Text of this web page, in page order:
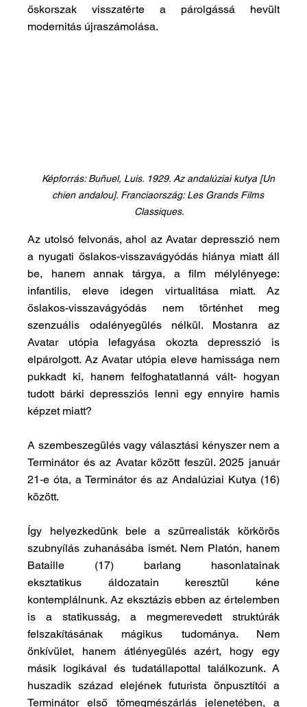
őskorszak visszatérte a párolgássá hevült
modernitás újraszámolása.
Képforrás: Buñuel, Luis. 1929. Az andalúziai kutya [Un
chien andalou]. Franciaország: Les Grands Films
Classiques.
Az utolsó felvonás, ahol az Avatar depresszió nem
a nyugati őslakos-visszavágyódás hiánya miatt áll
be, hanem annak tárgya, a film mélylényege:
infantilis, eleve idegen virtualitása miatt. Az
őslakos-visszavágyódás nem történhet meg
szenzuális odalényegülés nélkül. Mostanra az
Avatar utópia lefagyása okozta depresszió is
elpárolgott. Az Avatar utópia eleve hamissága nem
pukkadt ki, hanem felfoghatatlanná vált- hogyan
tudott bárki depressziós lenni egy ennyire hamis
képzet miatt?
A szembeszegülés vagy választási kényszer nem a
Terminátor és az Avatar között feszül. 2025 január
21-e óta, a Terminátor és az Andalúziai Kutya (16)
között.
Így helyezkedünk bele a szürrealisták körkörös
szubnyílás zuhanásába ismét. Nem Platón, hanem
Bataille (17) barlang hasonlatainak
eksztatikus
áldozatain keresztül kéne
kontemplálnunk. Az eksztázis ebben az értelemben
is a statikusság, a megmerevedett struktúrák
felszakításának mágikus tudománya. Nem
önkívület, hanem átlényegülés azért, hogy egy
másik logikával és tudatállapottal találkozunk. A
huszadik század elejének futurista önpusztítói a
Terminátor első tömegmészárlás jelenetében, a